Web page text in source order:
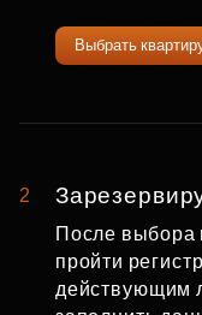
Выбрать
2
После выбора
пройти
действующим